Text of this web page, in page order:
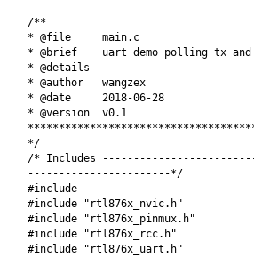
/**
* @file main.c
* @brief uart demo polling tx
* @details
* @author wangzex
* @date 2018-06-28
* @version v0.1
*/
/* Includes
-----------------------*/
#include
#include "rtl876x_nvic.h"
#include "rtl876x_pinmux.h"
#include "rtl876x_rcc.h"
#include "rtl876x_uart.h"